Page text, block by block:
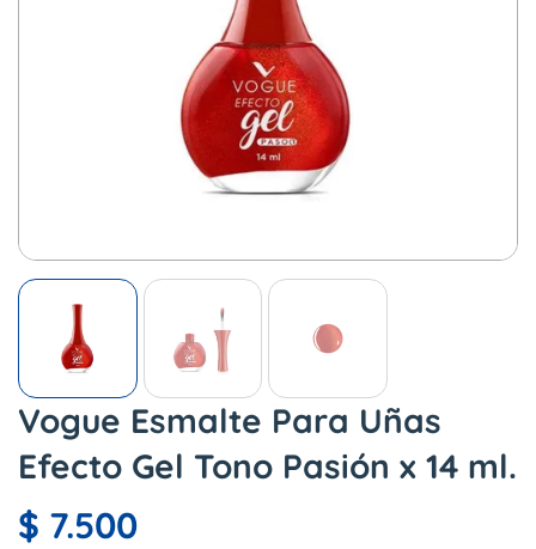
Vogue Esmalte Para Uñas
Efecto Gel Tono Pasión x 14 ml.
$ 7.500